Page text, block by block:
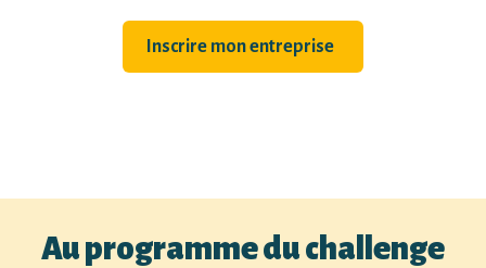
Inscrire mon entreprise
Au programme du challenge​